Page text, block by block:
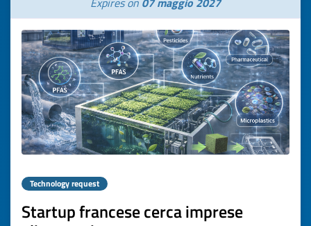
Technology request
Startup francese cerca imprese